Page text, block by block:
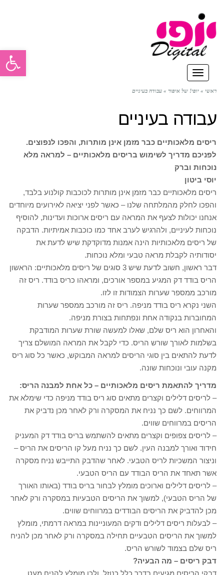
תפריט
ראשי » יופי! של איפור » עבודה בעיניים
עבודה בעיניים
ריסים מלאכותיים כבר מזמן אינן מותרות, והפכו לנפוצים.
לפניכם מדריך לשימוש בריסים מלאכותיים – למראה מלא
נוכחות וברק
יוסי ביטון
ריסים מלאכותיים כבר מזמן אינן מותרות לכוכבות קולנוע בלבד,
והפכו לחלק מהמלתחה שלנו – כאשר לפני יציאה לאירועים מיוחדים
אנחנו יכולות לצעף את המראה עם ריסים ארוכות ועדינות, להוסיף
נוכחות לעיניים, ולהרגיש לערב אחד כמו כוכבות אמיתיות. הדבקה
של ריסים מלאכותיות הינה אמנות מדוקדקת שיש לדעת את
יסודותיה לקבלת מראה טבעי ומלא נוכחות.
דבר ראשון, חשוב לדעת שיש 3 סוגים של ריסים מלאכותיים: הראשון
הריס בודד דק המגיע במספר אורכים, ומראהו כריס בודד. ריס זה
מורכב ממספר שערות הצמודות זו לזו.
השני נקרא ריס בודד מניפה. ריס זה מורכב ממספר שערות
המחוברות בנקודה אחת ונפתחות בצורת מניפה.
והאחרון הוא ריס שלם, שאלו למעשה שורת שערות המודבקת
בשלמות לאורך שורש הריס. כדי לקבל את המראה המושלם צריך
לדעת להתאים בין סוגי הריסים למראה המבוקש, כאשר כל סוג ריס
מקנה עובי ונוכחות שונה.
מדריך להתאמת ריסים מלאכותיים – כל אחת למבנה הריס:
– לריסים דלילים וקצרים מתאים סוג ריס בודד מניפה כדי שימלא את
המרווחים. לשם כך נניח את המסקרה ורק לאחר מכן נדביק את
הריסים במרווחים שווים.
– לריסים צפופים וקצרים מתאים להשתמש בריס בודד דק המעניק
חידוד ואורך למבנה העין. לשם כך נניח מעל קו הריסים את הריס –
וניצור המשכיות לריס הטבעי. לאחר שהדבק התייבש נניח מסקרה
אשר תאחד את הריס הבודד עם הריס הטבעי.
– לריסים דלילים וארוכים מומלץ לבחור בריס בודד (באותו האורך
של הריס הטבעי), למשוך את הריסים הטבעיות במסקרה ורק לאחר
מכן להדביק את הריסים הבודדים במרווחים שווים.
– לבעלות ריסים דלילים ודקים המעוניינות במראה דרמתי, מומלץ
למשוך את הריסים הטבעיים תחילה במסקרה ורק לאחר מכן להניח
ריס שלם בצמוד לשורש הריס.
דבק ריסים – מה הבעיה?
דבקי הריסים מגיעים בדרך כלל כנוזל, ולכן מומלץ להניח מעט
פתח